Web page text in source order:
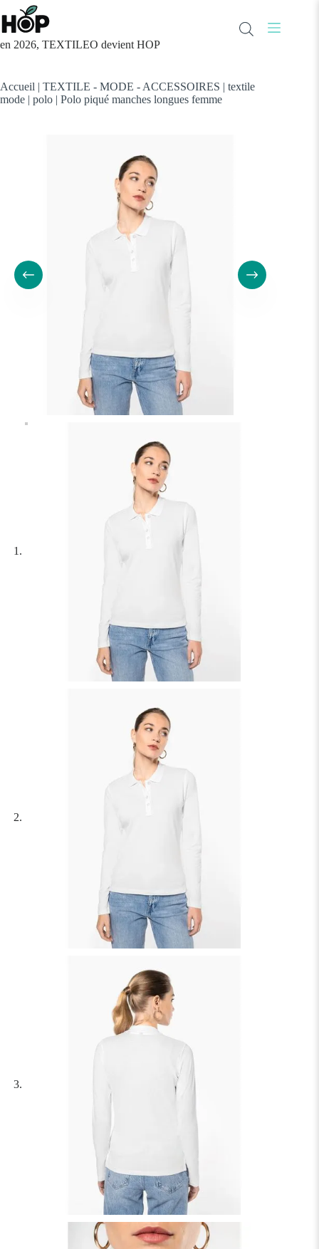
Passer
au
contenu
en 2026, TEXTILEO devient HOP
Accueil | TEXTILE - MODE - ACCESSOIRES | textile
mode | polo | Polo piqué manches longues femme